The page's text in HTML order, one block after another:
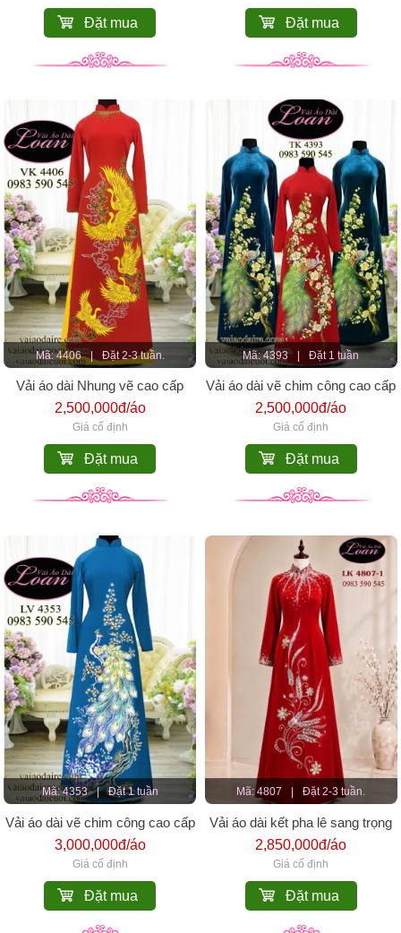
Đặt mua Đặt mua
Mã: 4406 | Đặt 2-3 tuần.
Vải áo dài Nhung vẽ cao cấp
2,500,000đ/áo
Giá cố định
Đặt mua
Mã: 4393 | Đặt 1 tuần
Vải áo dài vẽ chim công cao cấp
2,500,000đ/áo
Giá cố định
Đặt mua
Mã: 4353 | Đặt 1 tuần
Vải áo dài vẽ chim công cao cấp
3,000,000đ/áo
Giá cố định
Đặt mua
Mã: 4807 Đặt 2-3 tuần.
Vải áo dài kết pha lê sang trọng
2,850,000đ/áo
Giá cố định
Đặt mua